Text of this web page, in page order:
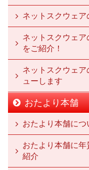
ネットスクウェ
ネットスクウェ
をご紹介！
ネットスクウェ
ューします
おたより本舗
おたより本舗につ
おたより本舗に
紹介